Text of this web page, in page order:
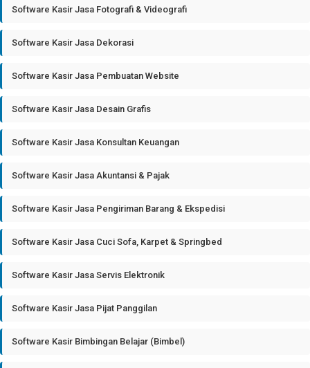
Software Kasir Jasa Fotografi & Videografi
Software Kasir Jasa Dekorasi
Software Kasir Jasa Pembuatan Website
Software Kasir Jasa Desain Grafis
Software Kasir Jasa Konsultan Keuangan
Software Kasir Jasa Akuntansi & Pajak
Software Kasir Jasa Pengiriman Barang & Ekspedisi
Software Kasir Jasa Cuci Sofa, Karpet & Springbed
Software Kasir Jasa Servis Elektronik
Software Kasir Jasa Pijat Panggilan
Software Kasir Bimbingan Belajar (Bimbel)